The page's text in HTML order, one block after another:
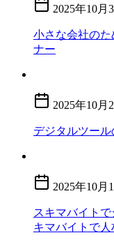
2025年10月
小さな会社の
ナー
2025年10月
デジタルツー
2025年10月
スキマバイト
キマバイトで人